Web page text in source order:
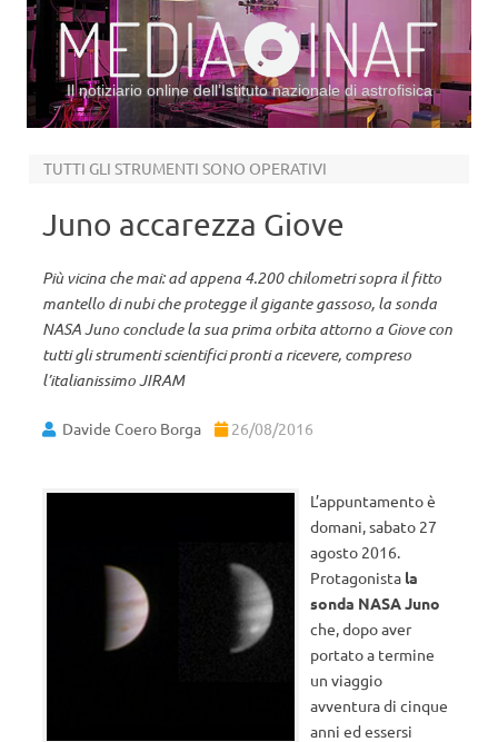
Il notiziario online dell’Istituto nazionale di astrofisica
TUTTI GLI STRUMENTI SONO OPERATIVI
Juno accarezza Giove
Più vicina che mai: ad appena 4.200 chilometri sopra il fitto
mantello di nubi che protegge il gigante gassoso, la sonda
NASA Juno conclude la sua prima orbita attorno a Giove con
tutti gli strumenti scientifici pronti a ricevere, compreso
l’italianissimo JIRAM
Davide Coero Borga 26/08/2016
L’appuntamento è
domani, sabato 27
agosto 2016.
Protagonista la
sonda NASA Juno
che, dopo aver
portato a termine
un viaggio
avventura di cinque
anni ed essersi